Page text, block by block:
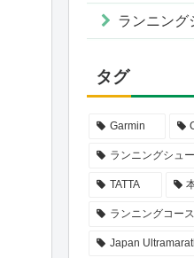
ランニング
タグ
Garmin
ランニングシュ
TATTA
ランニングコース
Japan